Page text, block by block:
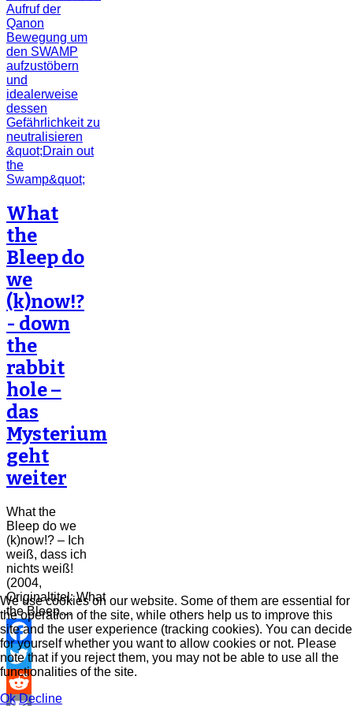
What
the
Bleep do
we
(k)now!?
- down
the
rabbit
hole –
das
Mysterium
geht
weiter
What the
Bleep do we
(k)now!? – Ich
weiß, dass ich
nichts weiß!
(2004,
Originaltitel: What
the Bleep…
Facebook
Twitter
We use cookies on our website. Some of them are essential for
the operation of the site, while others help us to improve this
site and the user experience (tracking cookies). You can decide
for yourself whether you want to allow cookies or not. Please
note that if you reject them, you may not be able to use all the
functionalities of the site.
Ok Decline